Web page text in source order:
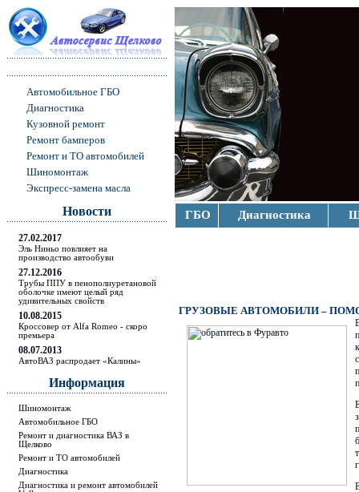
Автомобильное ГБО
Диагностика
Кузовной ремонт
Ремонт бамперов
Ремонт и ТО автомобилей
Шиномонтаж
Экспресс-замена масла
Новости
27.02.2017
Эль Ниньо повлияет на
производство автообуви
27.12.2016
Трубы ППУ в пенополиуретановой
оболочке имеют целый ряд
удивительных свойств
10.08.2015
Кроссовер от Alfa Romeo - скоро
премьера
08.07.2013
АвтоВАЗ распродает «Калины»
Информация
Шиномонтаж
Автомобильное ГБО
Ремонт и диагностика ВАЗ в
Щелково
Ремонт и ТО автомобилей
Диагностика
Диагностика и ремонт автомобилей
ГБО Диагностика
ГРУЗОВЫЕ АВТОМОБИЛИ –